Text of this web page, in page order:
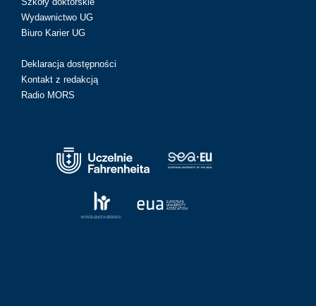
Wydawnictwo UG
Biuro Karier UG
Deklaracja dostępności
Kontakt z redakcją
Radio MORS